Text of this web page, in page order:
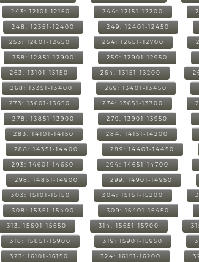
243: 12101-12150 244: 12151-12200
248: 12351-12400 249: 12401-12450
253: 12601-12650 254: 12651-12700
258: 12851-12900 259: 12901-12950
263: 13101-13150 264: 13151-13200
268: 13351-13400 269: 13401-13450
273: 13601-13650 274: 13651-13700
278: 13851-13900 279: 13901-13950
283: 14101-14150 284: 14151-14200
288: 14351-14400 289: 14401-14450
293: 14601-14650 294: 14651-14700
298: 14851-14900 299: 14901-14950
303: 15101-15150 304: 15151-15200
308: 15351-15400 309: 15401-15450
313: 15601-15650 314: 15651-15700
318: 15851-15900 319: 15901-15950
323: 16101-16150 324: 16151-16200